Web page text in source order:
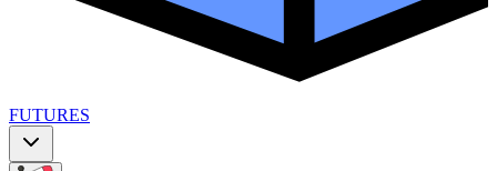
FUTURES